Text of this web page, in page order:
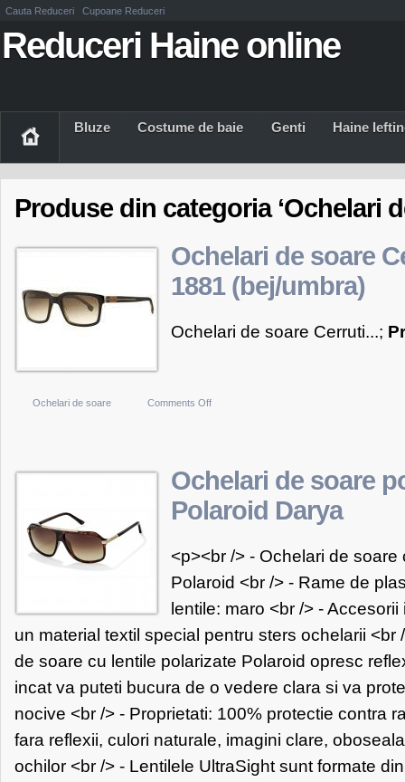
Cauta Reduceri Cupoane Reduceri
Reduceri Haine online
Bluze Costume de baie Genti Haine
Produse din categoria ‘Ochelari
Ochelari de soare
1881 (bej/umbra)
Ochelari de soare Cerruti...;
Ochelari de soare Comments Offon
Cerruti
1881
Ochelari de soare
Polaroid Darya
<p><br /> - Ochelari de
Polaroid <br /> - Rame de
lentile: maro <br /> -
un material textil special pentru sters ochelarii <br
de soare cu lentile polarizate Polaroid opresc
incat va puteti bucura de o vedere clara si va
nocive <br /> - Proprietati: 100% protectie contra
fara reflexii, culori naturale, imagini clare,
ochilor <br /> - Lentilele UltraSight sunt formate